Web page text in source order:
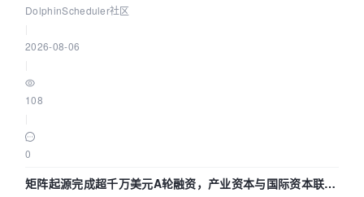
DataX 到 Spark、Flink 一次配置全打通
DolphinScheduler社区
2026-08-06
108
0
矩阵起源完成超千万美元A轮融资，产业资本与国际资本联手